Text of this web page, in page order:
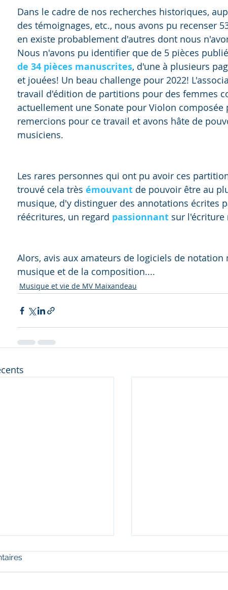
Dans le cadre de nos recherches historiques,
des témoignages, etc., nous avons pu recenser
en existe probablement d'autres dont nous
Nous n'avons pu identifier que de 5 pièces
de 34 pièces manuscrites, d'une à plusieurs
et jouées! Un beau challenge pour 2022!
travail d'édition de partitions pour des femmes
actuellement une Sonate pour Violon composée
remercions pour ce travail et avons hâte de
musiciens.
Les rares personnes qui ont pu avoir ces
trouvé cela très émouvant de pouvoir être au
musique, d'y distinguer des annotations écrites
réécritures, un regard passionnant sur l'écriture
Alors, avis aux amateurs de logiciels de
musique et de la composition....
Musique et vie de MV Maixandeau